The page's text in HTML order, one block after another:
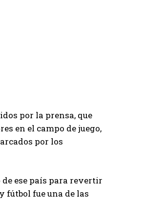
por la prensa, que
en el campo de juego,
por los
ese país para revertir
fútbol fue una de las